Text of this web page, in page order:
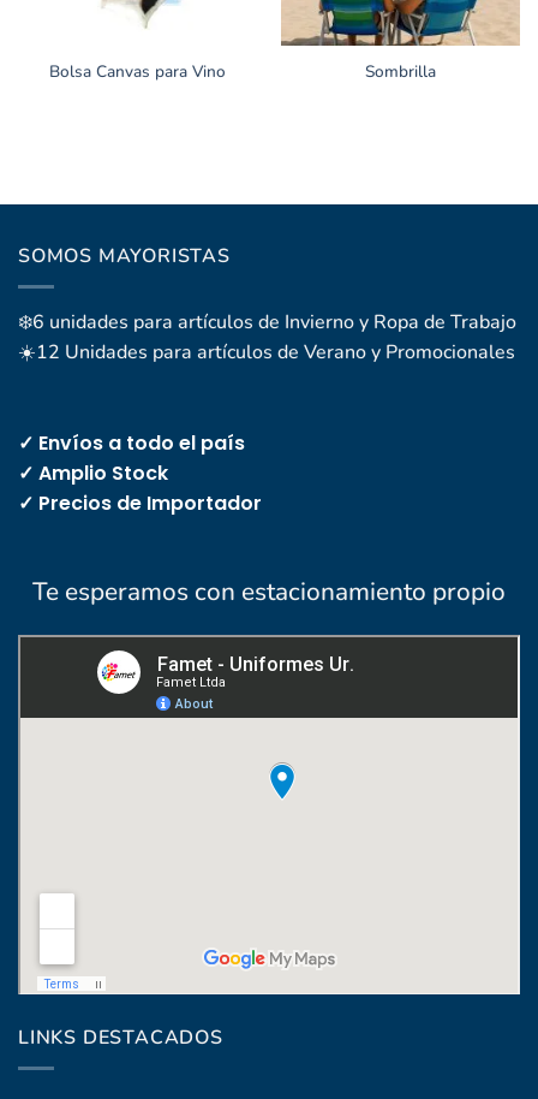
Bolsa Canvas para Vino Sombrilla
SOMOS MAYORISTAS
❄️6 unidades para artículos de Invierno y Ropa de Trabajo
☀️12 Unidades para artículos de Verano y Promocionales
✓ Envíos a todo el país
✓ Amplio Stock
✓ Precios de Importador
Te esperamos con estacionamiento propio
Coronel Raíz 1322, esq. Máximo Santos
LINKS DESTACADOS